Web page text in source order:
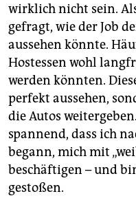
wirklich nicht sein.
gefragt, wie der Job
aussehen könnte.
Hostessen wohl
werden könnten.
perfekt aussehen,
die Autos
spannend, dass ich
begann, mich mit
beschäftigen – und
gestoßen.